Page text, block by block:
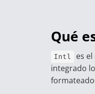
Qué
Intl es
integrado